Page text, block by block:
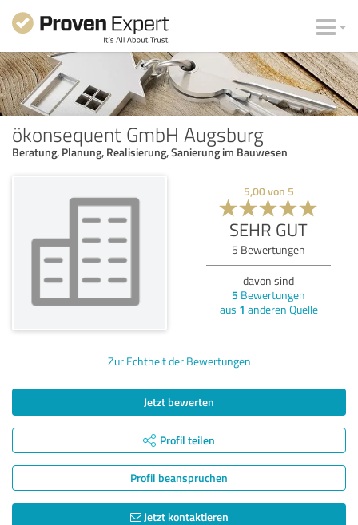
ökonsequent GmbH Augsburg
Beratung, Planung, Realisierung, Sanierung im Bauwesen
5,00von 5
SEHR GUT
5 Bewertungen
davon sind
5 Bewertungen
aus 1 anderen Quelle
Zur Echtheit der Bewertungen
Jetzt bewerten
Profil teilen
Profil beanspruchen
Jetzt kontaktieren